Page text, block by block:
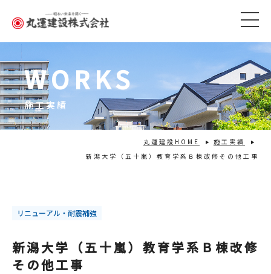
施工実績
WORKS
丸運建設HOME
施工実績
新潟大学（五十嵐）教育学系Ｂ棟改修その他工事
リニューアル・耐震補強
新潟大学（五十嵐）教育学系Ｂ棟改修
その他工事